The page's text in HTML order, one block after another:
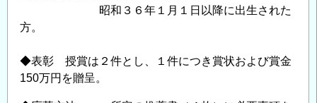
昭和３６年１月１日以降に出生された
方。
◆表彰 授賞は２件とし、１件につき賞状および賞金
150万円を贈呈。